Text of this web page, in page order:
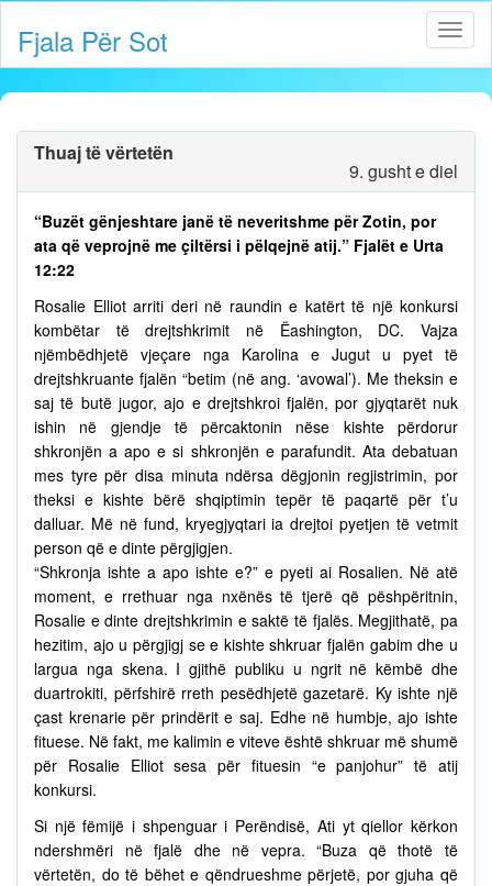
Fjala Për Sot
Thuaj të vërtetën
9. gusht e diel
“Buzët gënjeshtare janë të neveritshme për Zotin, por
ata që veprojnë me çiltërsi i pëlqejnë atij.” Fjalët e Urta
12:22
Rosalie Elliot arriti deri në raundin e katërt të një konkursi
kombëtar të drejtshkrimit në Ëashington, DC. Vajza
njëmbëdhjetë vjeçare nga Karolina e Jugut u pyet të
drejtshkruante fjalën “betim (në ang. ‘avowal’). Me theksin e
saj të butë jugor, ajo e drejtshkroi fjalën, por gjyqtarët nuk
ishin në gjendje të përcaktonin nëse kishte përdorur
shkronjën a apo e si shkronjën e parafundit. Ata debatuan
mes tyre për disa minuta ndërsa dëgjonin regjistrimin, por
theksi e kishte bërë shqiptimin tepër të paqartë për t’u
dalluar. Më në fund, kryegjyqtari ia drejtoi pyetjen të vetmit
person që e dinte përgjigjen.
“Shkronja ishte a apo ishte e?” e pyeti ai Rosalien. Në atë
moment, e rrethuar nga nxënës të tjerë që pëshpëritnin,
Rosalie e dinte drejtshkrimin e saktë të fjalës. Megjithatë, pa
hezitim, ajo u përgjigj se e kishte shkruar fjalën gabim dhe u
largua nga skena. I gjithë publiku u ngrit në këmbë dhe
duartrokiti, përfshirë rreth pesëdhjetë gazetarë. Ky ishte një
çast krenarie për prindërit e saj. Edhe në humbje, ajo ishte
fituese. Në fakt, me kalimin e viteve është shkruar më shumë
për Rosalie Elliot sesa për fituesin “e panjohur” të atij
konkursi.
Si një fëmijë i shpenguar i Perëndisë, Ati yt qiellor kërkon
ndershmëri në fjalë dhe në vepra. “Buza që thotë të
vërtetën, do të bëhet e qëndrueshme përjetë, por gjuha që